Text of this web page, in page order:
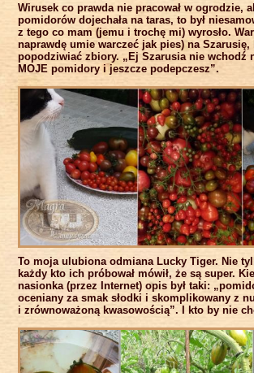
Wirusek co prawda nie pracował w ogrodzie,
pomidorów dojechała na taras, to był
z tego co mam (jemu i trochę mi) wyrosło.
naprawdę umie warczeć jak pies) na Szarusię,
popodziwiać zbiory. „Ej Szarusia nie wchodź
MOJE pomidory i jeszcze podepczesz”.
To moja ulubiona odmiana Lucky Tiger. Nie
każdy kto ich próbował mówił, że są super.
nasionka (przez Internet) opis był taki:
oceniany za smak słodki i skomplikowany z
i zrównoważoną kwasowością”. I kto by nie